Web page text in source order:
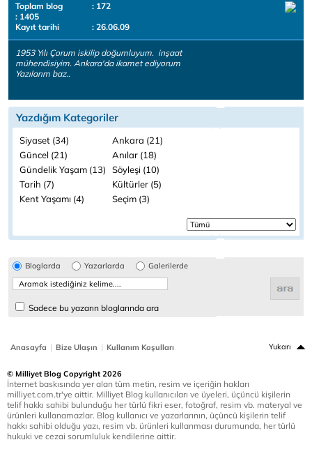
Toplam blog
: 172
: 1405
Kayıt tarihi
: 26.06.09
1953 Yılı Çorum iskilip doğumluyum. inşaat
mühendisiyim. Ankara'da ikamet ediyorum
Yazılarım baz..
Yazdığım Kategoriler
Siyaset (34)
Ankara (21)
Güncel (21)
Anılar (18)
Gündelik Yaşam (13)
Söyleşi (10)
Tarih (7)
Kültürler (5)
Kent Yaşamı (4)
Seçim (3)
Bloglarda Yazarlarda Galerilerde
Sadece bu yazarın bloglarında ara
Anasayfa | Bize Ulaşın | Kullanım Koşulları Yukarı
© Milliyet Blog Copyright 2026
İnternet baskısında yer alan tüm metin, resim ve içeriğin hakları
milliyet.com.tr'ye aittir. Milliyet Blog kullanıcıları ve üyeleri, üçüncü kişilerin
telif hakkı sahibi bulunduğu her türlü fikri eser, fotoğraf, resim vb. materyal ve
ürünleri kullanamazlar. Blog kullanıcı ve yazarlarının, üçüncü kişilerin telif
hakkı sahibi olduğu yazı, resim vb. ürünleri kullanması durumunda, her türlü
hukuki ve cezai sorumluluk kendilerine aittir.